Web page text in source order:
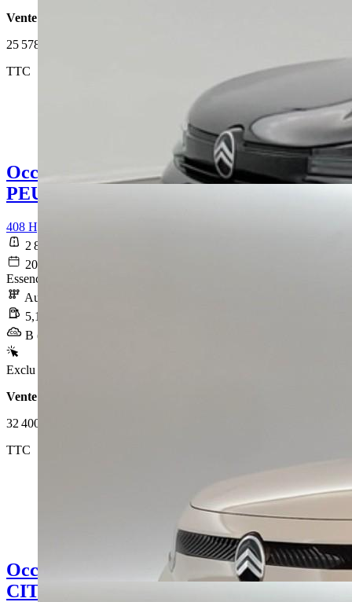
Vente 100% en ligne
25 578 €
TTC
Occasion
PEUGEOT 408
408 Hybrid 145 e-DCS6 GT
2 843 km
2025-08-08
Essence sans plomb
Automatique
5,1 l/100km
B (114 g/km)
Exclu Web
Vente 100% en ligne
32 400 €
TTC
Occasion
CITROEN C4